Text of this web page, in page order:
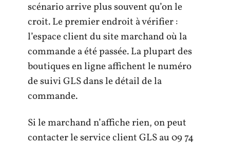
scénario arrive plus souvent qu’on le
croit. Le premier endroit à vérifier :
l’espace client du site marchand où la
commande a été passée. La plupart des
boutiques en ligne affichent le numéro
de suivi GLS dans le détail de la
commande.
Si le marchand n’affiche rien, on peut
contacter le service client GLS au 09 74